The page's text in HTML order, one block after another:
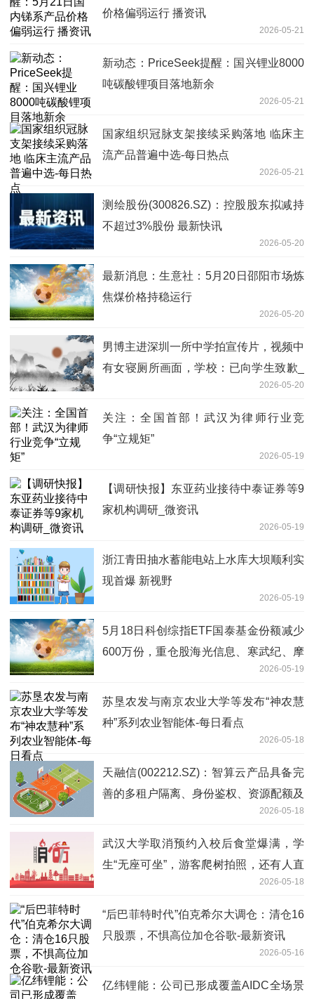
价格偏弱运行 播资讯
2026-05-21
新动态：PriceSeek提醒：国兴锂业8000
吨碳酸锂项目落地新余
2026-05-21
国家组织冠脉支架接续采购落地 临床主
流产品普遍中选-每日热点
2026-05-21
测绘股份(300826.SZ)：控股股东拟减持
不超过3%股份 最新快讯
2026-05-20
最新消息：生意社：5月20日邵阳市场炼
焦煤价格持稳运行
2026-05-20
男博主进深圳一所中学拍宣传片，视频中
有女寝厕所画面，学校：已向学生致歉_
2026-05-20
关注：全国首部！武汉为律师行业竞
争“立规矩”
2026-05-19
【调研快报】东亚药业接待中泰证券等9
家机构调研_微资讯
2026-05-19
浙江青田抽水蓄能电站上水库大坝顺利实
现首爆 新视野
2026-05-19
5月18日科创综指ETF国泰基金份额减少
600万份，重仓股海光信息、寒武纪、摩
2026-05-19
苏垦农发与南京农业大学等发布“神农慧
种”系列农业智能体-每日看点
2026-05-18
天融信(002212.SZ)：智算云产品具备完
善的多租户隔离、身份鉴权、资源配额及
2026-05-18
武汉大学取消预约入校后食堂爆满，学
生“无座可坐”，游客爬树拍照，还有人直
播学生上体育课？校方回应：将劝阻，学
生可建言反馈
2026-05-18
“后巴菲特时代”伯克希尔大调仓：清仓16
只股票，不惧高位加仓谷歌-最新资讯
2026-05-16
亿纬锂能：公司已形成覆盖AIDC全场景